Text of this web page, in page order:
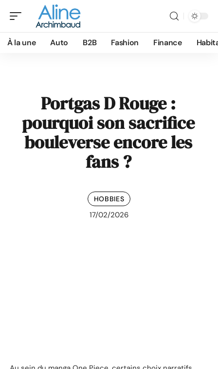
À la une Auto B2B Fashion Finance
Portgas D Rouge :
pourquoi son sacrifice
bouleverse encore les
fans ?
HOBBIES
17/02/2026